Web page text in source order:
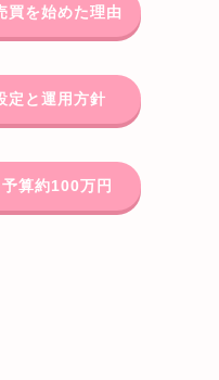
買を始めた理由
定と運用方針
算約100万円